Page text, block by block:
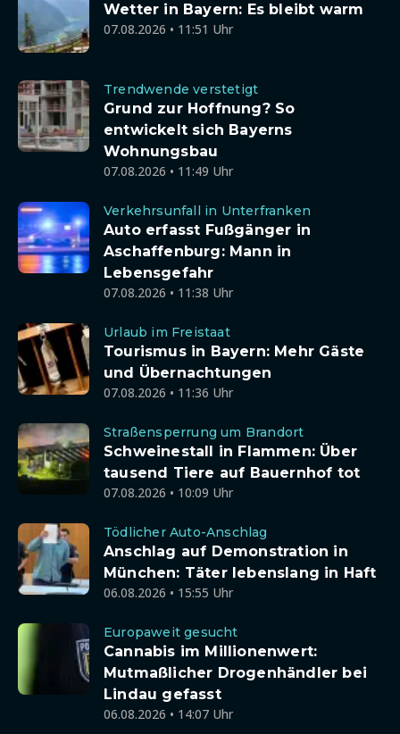
Wetter in Bayern: Es bleibt warm
07.08.2026 • 11:51 Uhr
Trendwende verstetigt
Grund zur Hoffnung? So
entwickelt sich Bayerns
Wohnungsbau
07.08.2026 • 11:49 Uhr
Verkehrsunfall in Unterfranken
Auto erfasst Fußgänger in
Aschaffenburg: Mann in
Lebensgefahr
07.08.2026 • 11:38 Uhr
Urlaub im Freistaat
Tourismus in Bayern: Mehr Gäste
und Übernachtungen
07.08.2026 • 11:36 Uhr
Straßensperrung um Brandort
Schweinestall in Flammen: Über
tausend Tiere auf Bauernhof tot
07.08.2026 • 10:09 Uhr
Tödlicher Auto-Anschlag
Anschlag auf Demonstration in
München: Täter lebenslang in Haft
06.08.2026 • 15:55 Uhr
Europaweit gesucht
Cannabis im Millionenwert:
Mutmaßlicher Drogenhändler bei
Lindau gefasst
06.08.2026 • 14:07 Uhr